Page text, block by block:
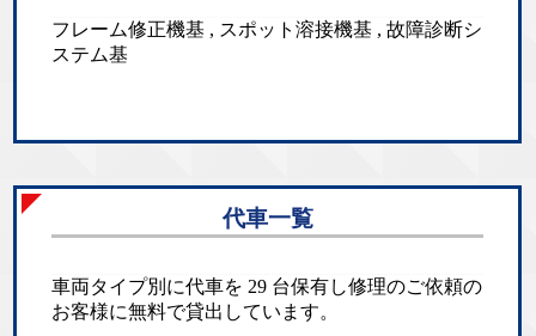
フレーム修正機基 , スポット溶接機基 , 故障診断シ
ステム基
代車一覧
車両タイプ別に代車を 29 台保有し修理のご依頼の
お客様に無料で貸出しています。